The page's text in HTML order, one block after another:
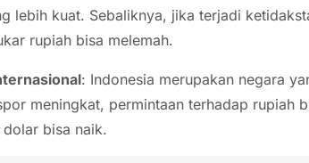
lebih kuat. Sebaliknya, jika terjadi
rupiah bisa melemah.
: Indonesia merupakan negara
meningkat, permintaan terhadap rupiah
bisa naik.